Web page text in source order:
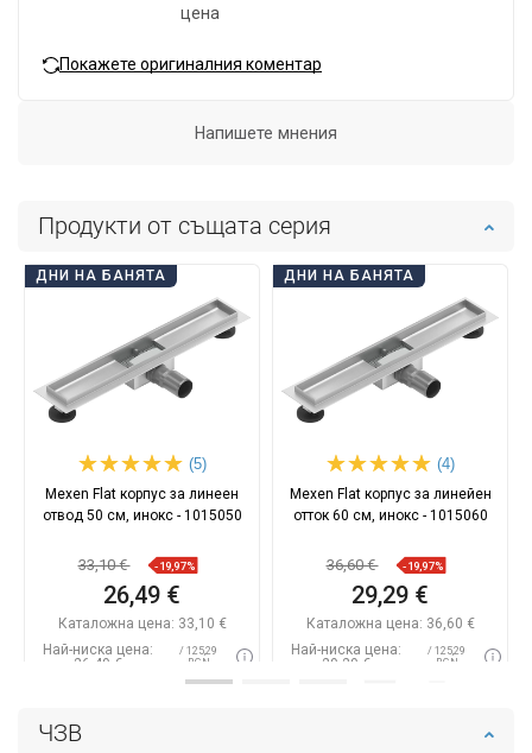
ЧЗВ
цена
Покажете оригиналния коментар
Напишете мнения
Продукти от същата серия
ДНИ НА БАНЯТА
(5)
Mexen Flat корпус за линеен
отвод 50 см, инокс - 1015050
33,10 € -19,97%
26,49 €
Каталожна цена: 33,10 €
Най-ниска цена:
26,49 €
/ 125,29
BGN
Добави в количката
ДНИ НА БАНЯТА
(4)
Mexen Flat корпус за линейен
отток 60 см, инокс - 1015060
36,60 € -19,97%
29,29 €
Каталожна цена: 36,60 €
Най-ниска цена:
29,29 €
/ 125,29
BGN
Добави в количката